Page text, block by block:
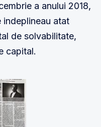
a anului 2018,
atat
de solvabilitate,
capital.